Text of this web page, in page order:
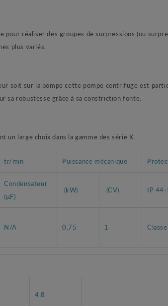
réaliser des groupes de surpressions (ou
plus variés.
soit sur la pompe cette pompe centrifuge est
sa robustesse grâce à sa constriction fonte.
un large choix dans la gamme des série K.
tr/min Puissance mécanique
Condensateur
(µF)
(kW) (CV) IP
N/A 0,75 1
4,8